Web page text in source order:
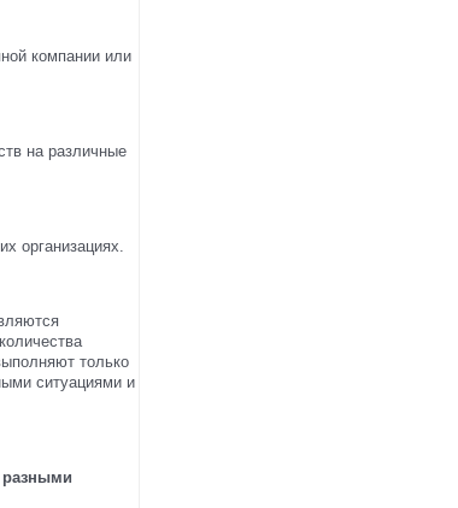
компании или
на различные
организациях.
только
ситуациями и
разными